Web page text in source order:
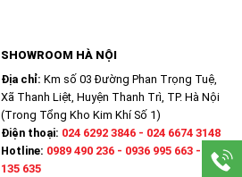
SHOWROOM HÀ NỘI
Địa chỉ: Km số 03 Đường Phan Trọng Tuệ,
Xã Thanh Liệt, Huyện Thanh Trì, TP. Hà Nội
(Trong Tổng Kho Kim Khí Số 1)
Điện thoại: 024 6292 3846 - 024 6674 3148
Hotline: 0989 490 236 - 0936 995 663 - 0975
135 635